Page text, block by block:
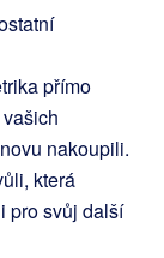
přímo
nakoupili.
která
pro svůj další